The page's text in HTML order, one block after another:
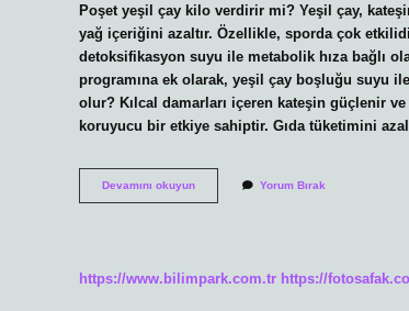
Poşet yeşil çay kilo verdirir mi? Yeşil çay,
yağ içeriğini azaltır. Özellikle, sporda çok
detoksifikasyon suyu ile metabolik hıza bağlı
programına ek olarak, yeşil çay boşluğu suyu
olur? Kılcal damarları içeren kateşin güçlenir
koruyucu bir etkiye sahiptir. Gıda tüketimini
Devamını okuyunSallama
Yeşil
Yorum Bırak
https://www.bilimpark.com.tr https://